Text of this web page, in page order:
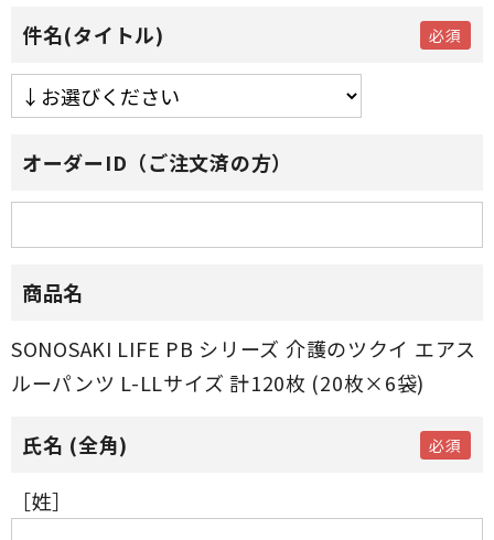
件名(タイトル)
商品名
SONOSAKI LIFE PB シリーズ 介護のツクイ エアス
ルーパンツ L-LLサイズ 計120枚 (20枚×6袋)
［姓］